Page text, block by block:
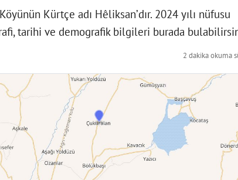
Kürtçe adı Hêliksan’dır. 2024 yılı nüfusu
tarihi ve demografik bilgileri burada
2 dakika okuma